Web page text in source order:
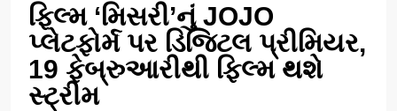
ફિલ્મ ‘મિસરી’નું JOJO
પ્લેટફોર્મ પર ડિજિટલ પ્રીમિયર,
19 ફેબ્રુઆરીથી ફિલ્મ થશે
સ્ટ્રીમ